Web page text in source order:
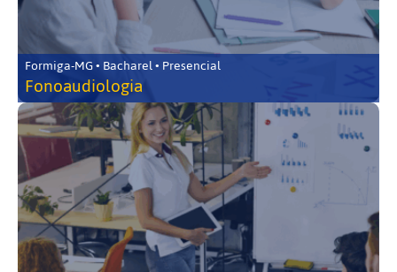
Formiga-MG • Bacharel • Presencial
Fonoaudiologia